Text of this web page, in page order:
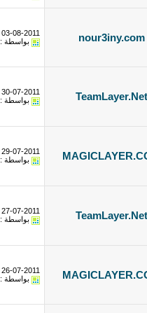
nour3iny.com
03-08-2011
بواسطة :
TeamLayer.Net
30-07-2011
بواسطة :
29-07-2011
بواسطة :
TeamLayer.Net
27-07-2011
بواسطة :
26-07-2011
بواسطة :